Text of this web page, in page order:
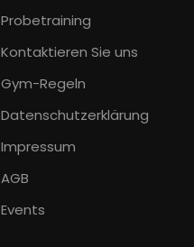
Probetraining
Kontaktieren Sie uns
Gym-Regeln
Datenschutzerklärung
Impressum
AGB
Events